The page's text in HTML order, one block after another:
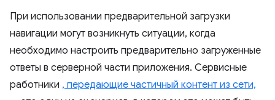
При использовании предварительной загрузки
навигации могут возникнуть ситуации, когда
необходимо настроить предварительно загруженные
ответы в серверной части приложения. Сервисные
работники , передающие частичный контент из сети,